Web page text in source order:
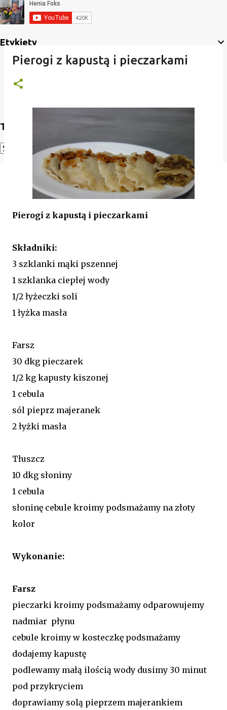
Etykiety
Translate
Powered by Translate
Pierogi z kapustą i pieczarkami
Pierogi z kapustą i pieczarkami
Składniki:
3 szklanki mąki pszennej
1 szklanka ciepłej wody
1/2 łyżeczki soli
1 łyżka masła
Farsz
30 dkg pieczarek
1/2 kg kapusty kiszonej
1 cebula
sól pieprz majeranek
2 łyżki masła
Tłuszcz
10 dkg słoniny
1 cebula
słoninę cebule kroimy podsmażamy na złoty
kolor
Wykonanie:
Farsz
pieczarki kroimy podsmażamy odparowujemy
nadmiar płynu
cebule kroimy w kosteczkę podsmażamy
dodajemy kapustę
podlewamy małą ilością wody dusimy 30 minut
pod przykryciem
doprawiamy solą pieprzem majerankiem